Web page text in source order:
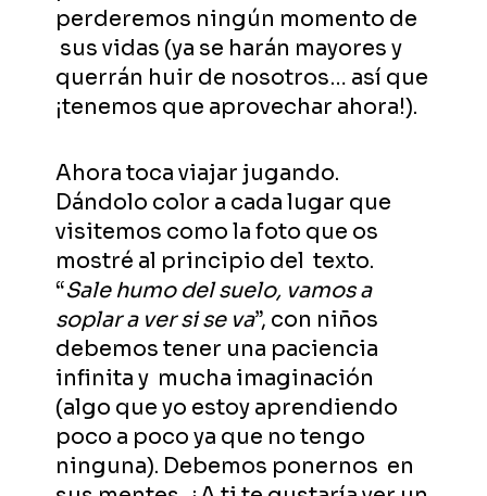
perderemos ningún momento de
sus vidas (ya se harán mayores y
querrán huir de nosotros… así que
¡tenemos que aprovechar ahora!).
Ahora toca viajar jugando.
Dándolo color a cada lugar que
visitemos como la foto que os
mostré al principio del texto.
“Sale humo del suelo, vamos a
soplar a ver si se va”, con niños
debemos tener una paciencia
infinita y mucha imaginación
(algo que yo estoy aprendiendo
poco a poco ya que no tengo
ninguna). Debemos ponernos en